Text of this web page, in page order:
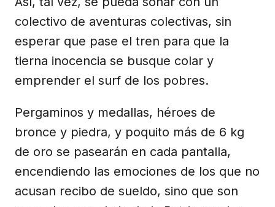
colectivo de aventuras colectivas, sin
esperar que pase el tren para que la
tierna inocencia se busque colar y
emprender el surf de los pobres.
Pergaminos y medallas, héroes de
bronce y piedra, y poquito más de 6 kg
de oro se pasearán en cada pantalla,
encendiendo las emociones de los que no
acusan recibo de sueldo, sino que son